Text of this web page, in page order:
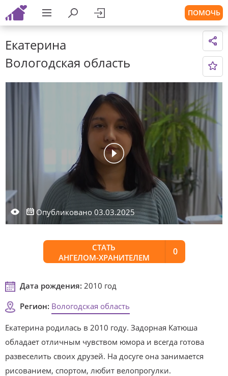
ПОМОЧЬ
Екатерина
Вологодская область
Опубликовано 03.03.2025
СТАТЬ
АНГЕЛОМ-ХРАНИТЕЛЕМ
0
Дата рождения: 2010 год
Регион: Вологодская область
Екатерина родилась в 2010 году. Задорная Катюша
обладает отличным чувством юмора и всегда готова
развеселить своих друзей. На досуге она занимается
рисованием, спортом, любит велопрогулки.